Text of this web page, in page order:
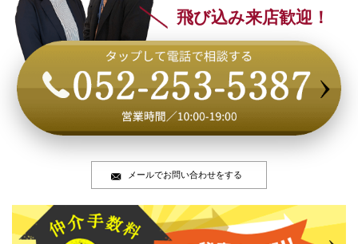
飛び込み来店歓迎！
メールでお問い合わせをする